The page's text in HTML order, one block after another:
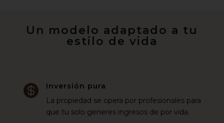
Un modelo adaptado a tu
estilo de vida

Inversión pura
La propiedad se opera por profesionales para
que tu solo generes ingresos de por vida.